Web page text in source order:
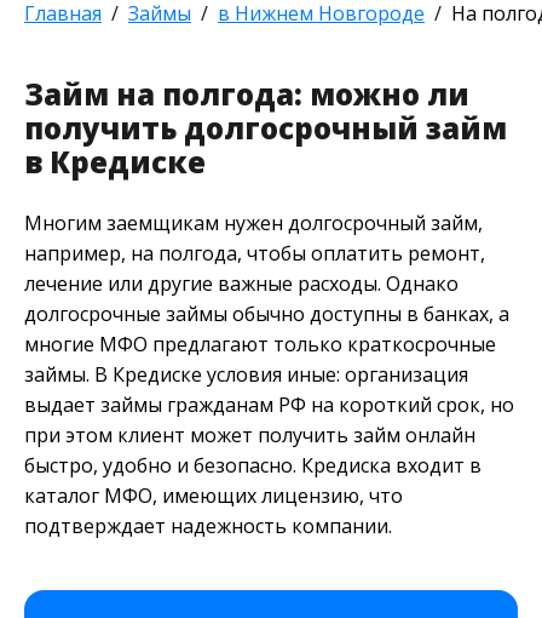
Главная Займы в Нижнем Новгороде На
Займ на полгода: можно ли
получить долгосрочный займ
в Кредиске
Многим заемщикам нужен долгосрочный займ,
например, на полгода, чтобы оплатить ремонт,
лечение или другие важные расходы. Однако
долгосрочные займы обычно доступны в банках, а
многие МФО предлагают только краткосрочные
займы. В Кредиске условия иные: организация
выдает займы гражданам РФ на короткий срок, но
при этом клиент может получить займ онлайн
быстро, удобно и безопасно. Кредиска входит в
каталог МФО, имеющих лицензию, что
подтверждает надежность компании.